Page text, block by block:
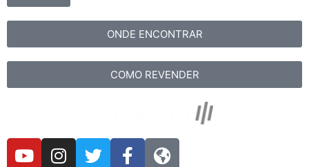
ONDE ENCONTRAR
COMO REVENDER